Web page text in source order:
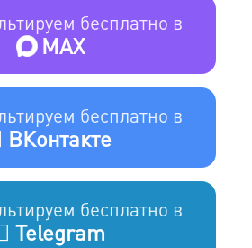
бесплатно в
MAX
бесплатно в
ВКонтакте
бесплатно в
Telegram